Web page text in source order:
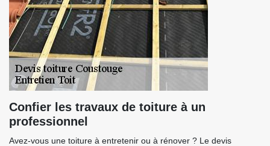
Confier les travaux de toiture à un
professionnel
Avez-vous une toiture à entretenir ou à rénover ? Le devis